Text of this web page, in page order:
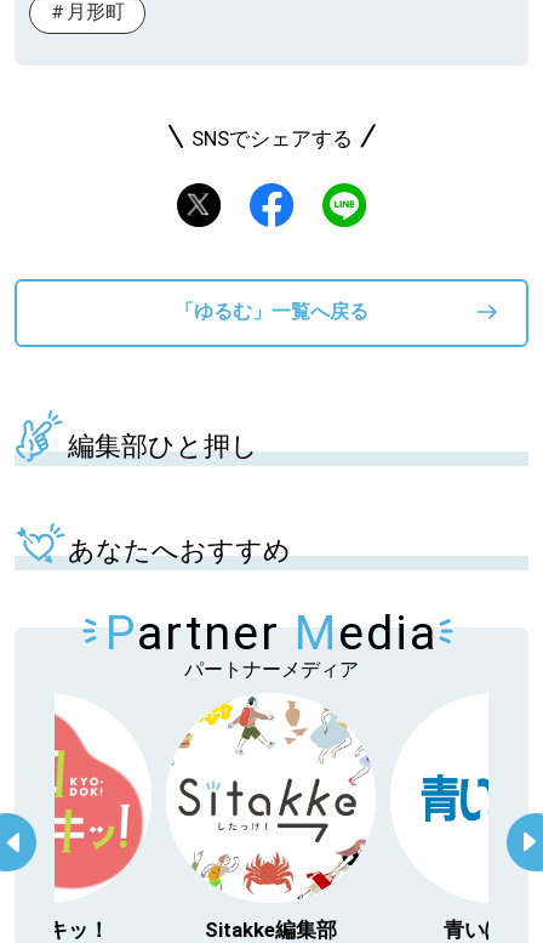
月形町
SNSでシェアする
「ゆるむ」一覧へ戻る
編集部ひと押し
あなたへおすすめ
Partner Media
パートナーメディア
編集部 青いぽすと
「北海道３大